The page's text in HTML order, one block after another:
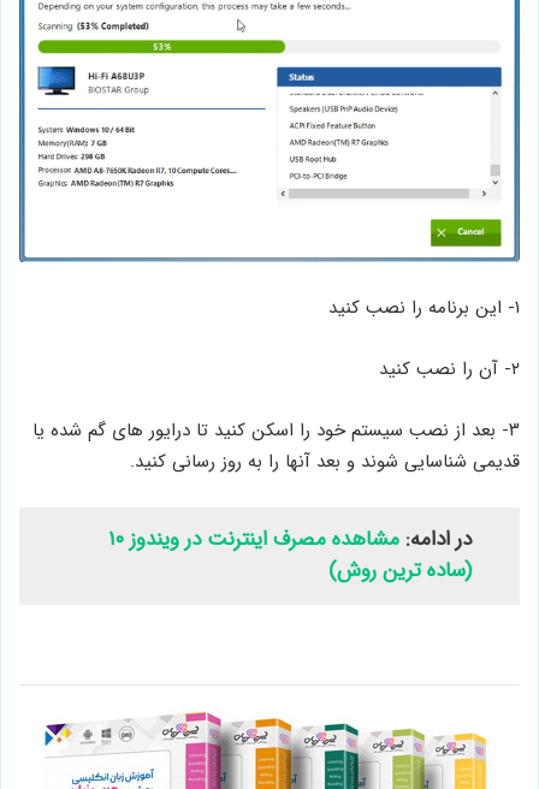
۱- این برنامه را نصب کنید
۲- آن را نصب کنید
۳- بعد از نصب سیستم خود را اسکن کنید تا درایور های گم شده یا
قدیمی شناسایی شوند و بعد آنها را به روز رسانی کنید.
در ادامه:
مشاهده مصرف اینترنت در ویندوز ۱۰
(ساده ترین روش)